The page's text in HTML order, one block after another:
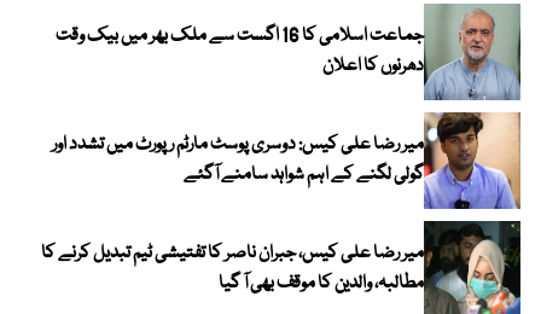
جماعت اسلامی کا 16 اگست سے ملک بھر میں بیک وقت
دھرنوں کا اعلان
میر رضا علی کیس: دوسری پوسٹ مارٹم رپورٹ میں تشدد اور
گولی لگنے کے اہم شواہد سامنے آگئے
میر رضا علی کیس، جبران ناصر کا تفتیشی ٹیم تبدیل کرنے کا
مطالبہ، والدین کا موقف بھی آ گیا